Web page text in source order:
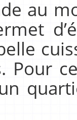
au
Pour